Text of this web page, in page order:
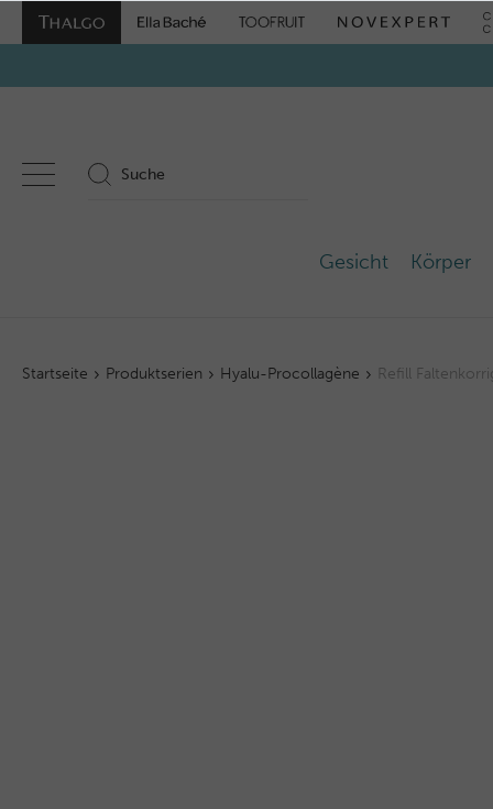
Gesicht Körper
Startseite Produktserien Hyalu-Procollagène Refill